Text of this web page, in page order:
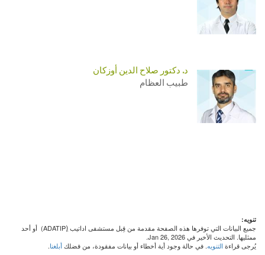
د. دكتور صلاح الدين أوزكان
طبيب العظام
تنويه:
جميع البيانات التي توفرها هذه الصفحة مقدمة من قِبل مستشفى اداتيب (ِADATIP) أو أحد
ممثليها. التحديث الأخير في Jan 26, 2026.
يُرجى قراءة التنويه. في حالة وجود أية أخطاء أو بيانات مفقودة، من فضلكأبلغنا.